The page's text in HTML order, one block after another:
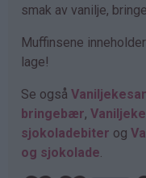
smak av vanilje,
Muffinsene
lage!
Se også
bringebær,
sjokoladebiter og
og sjokolade.